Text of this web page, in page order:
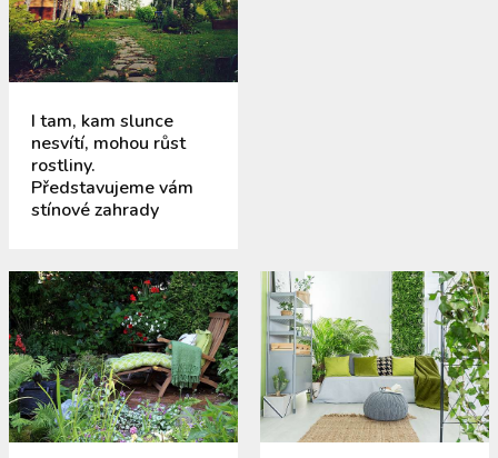
I tam, kam slunce
nesvítí, mohou růst
rostliny.
Představujeme vám
stínové zahrady